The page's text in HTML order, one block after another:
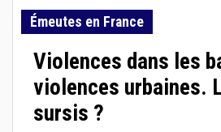
Émeutes en France
Violences dans les
violences urbaines.
sursis ?